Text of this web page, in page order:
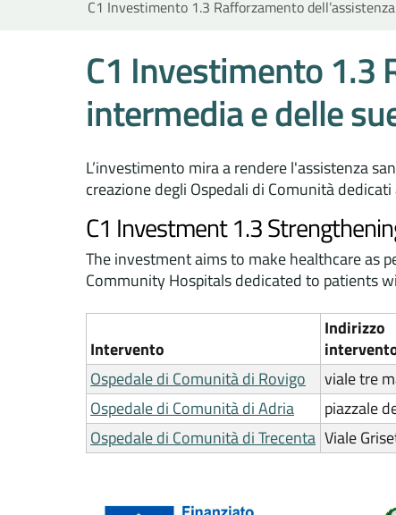
C1 Investimento 1.3 Rafforzamento
C1 Investimento 1.3
intermedia e delle
L’investimento mira a rendere l'assistenza
creazione degli Ospedali di Comunità
C1 Investment 1.3
The investment aims to make healthcare as
Community Hospitals dedicated to patients
Intervento
Indirizzo
Ospedale di Comunità di Rovigo
viale tre
Ospedale di Comunità di Adria
piazzale
Ospedale di Comunità di Trecenta Viale